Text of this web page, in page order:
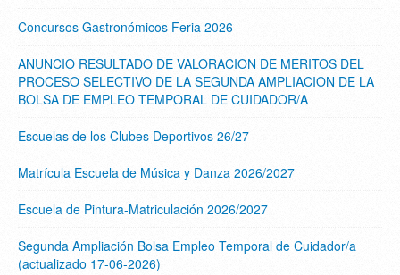
Concursos Gastronómicos Feria 2026
ANUNCIO RESULTADO DE VALORACION DE MERITOS DEL
PROCESO SELECTIVO DE LA SEGUNDA AMPLIACION DE LA
BOLSA DE EMPLEO TEMPORAL DE CUIDADOR/A
Escuelas de los Clubes Deportivos 26/27
Matrícula Escuela de Música y Danza 2026/2027
Escuela de Pintura-Matriculación 2026/2027
Segunda Ampliación Bolsa Empleo Temporal de Cuidador/a
(actualizado 17-06-2026)